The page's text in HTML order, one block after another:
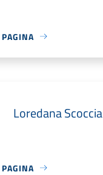
Loredana Scoccia